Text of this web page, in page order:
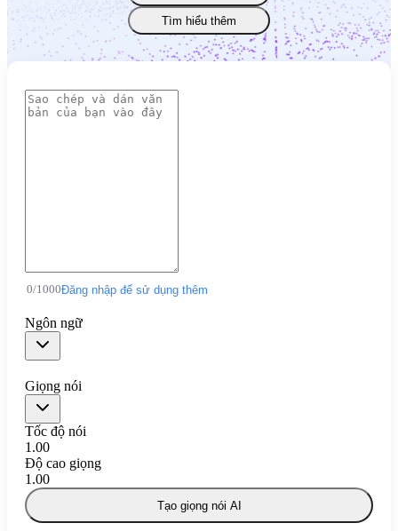
Tìm hiểu thêm
0/1000Đăng nhập để sử dụng thêm
Ngôn ngữ
Giọng nói
Tốc độ nói
1.00
Độ cao giọng
1.00
Tạo giọng nói AI